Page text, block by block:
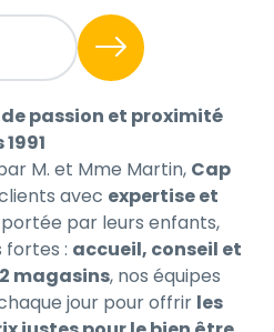
passion et proximité
M. et Mme Martin, Cap
avec expertise et
portée par leurs enfants,
fortes : accueil, conseil et
magasins, nos équipes
jour pour offrir les